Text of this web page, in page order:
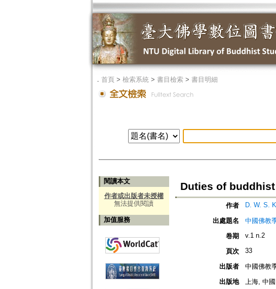
． 首頁> 檢索系統> 書目檢索> 書目明細
閱讀本文
作者或出版者未授權
無法提供閱讀
加值服務
Duties of
作者 D. W. S.
出處題名
中國佛教
卷期
v.1 n.2
頁次 33
出版者
中國佛教
出版地
上海, 中